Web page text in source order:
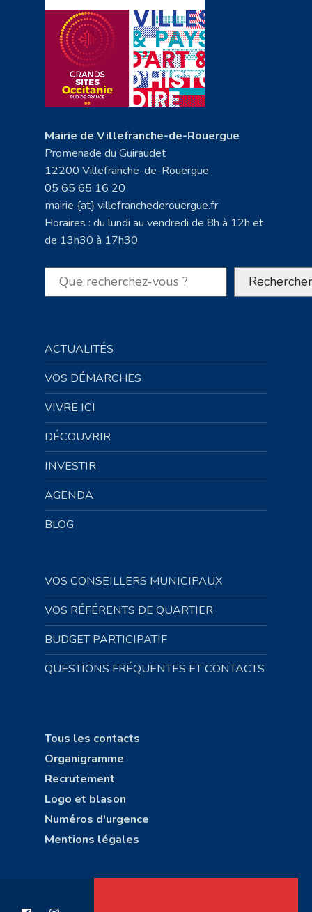
Mairie de Villefranche-de-Rouergue
Promenade du Guiraudet
12200 Villefranche-de-Rouergue
05 65 65 16 20
mairie {at} villefranchederouergue.fr
Horaires : du lundi au vendredi de 8h à 12h et
de 13h30 à 17h30
Rechercher Rechercher
ACTUALITÉS
VOS DÉMARCHES
VIVRE ICI
DÉCOUVRIR
INVESTIR
AGENDA
BLOG
VOS CONSEILLERS MUNICIPAUX
VOS RÉFÉRENTS DE QUARTIER
BUDGET PARTICIPATIF
QUESTIONS FRÉQUENTES ET CONTACTS
Tous les contacts
Organigramme
Recrutement
Logo et blason
Numéros d'urgence
Mentions légales